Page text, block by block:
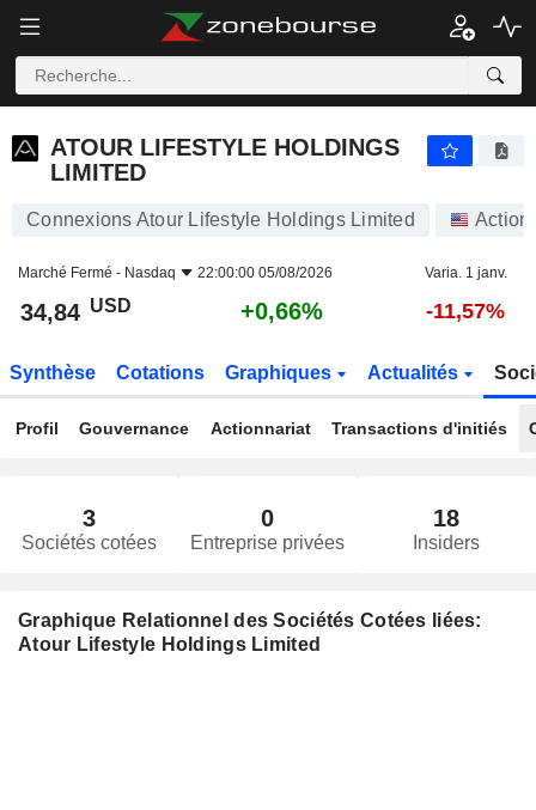
ATOUR LIFESTYLE HOLDINGS
LIMITED
Connexions Atour Lifestyle Holdings Limited
Marché Fermé - Nasdaq 22:00:00 05/08/2026 Varia. 1 janv.
34,84 USD +0,66% -11,57%
Synthèse Cotations Graphiques Actualités
Profil Gouvernance Actionnariat Transactions d'initiés
3
Sociétés cotées
0
Entreprise privées
18
Insiders
Graphique Relationnel des Sociétés Cotées liées:
Atour Lifestyle Holdings Limited